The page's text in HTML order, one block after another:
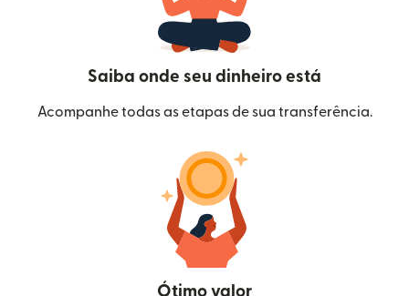
Saiba onde seu dinheiro está
Acompanhe todas as etapas de sua transferência.
Ótimo valor